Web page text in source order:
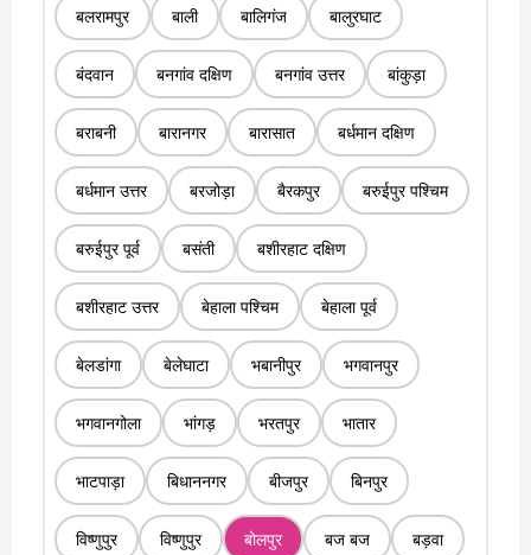
बलरामपुर बाली बालिगंज बालुरघाट
बंदवान बनगांव दक्षिण बनगांव उत्तर बांकुड़ा
बराबनी बारानगर बारासात बर्धमान दक्षिण
बर्धमान उत्तर बरजोड़ा बैरकपुर बरुईपुर पश्चिम
बरुईपुर पूर्व बसंती बशीरहाट दक्षिण
बशीरहाट उत्तर बेहाला पश्चिम बेहाला पूर्व
बेलडांगा बेलेघाटा भबानीपुर भगवानपुर
भगवानगोला भांगड़ भरतपुर भातार
भाटपाड़ा बिधाननगर बीजपुर बिनपुर
विष्णुपुर विष्णुपुर बोलपुर बज बज बड़वा